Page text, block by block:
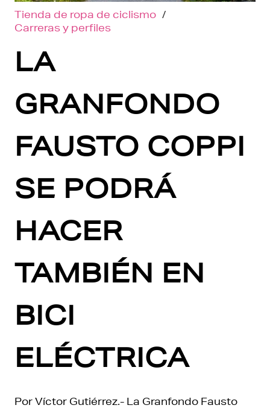
Tienda de ropa de ciclismo /
Carreras y perfiles
LA
GRANFONDO
FAUSTO COPPI
SE PODRÁ
HACER
TAMBIÉN EN
BICI
ELÉCTRICA
Por Víctor Gutiérrez.- La Granfondo Fausto